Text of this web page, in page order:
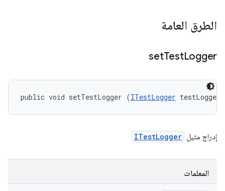
الطرق العامة
setTestLogger
public void setTestLogger (ITestLogger testLogger)
إدراج مثيل ITestLogger
المعلمات